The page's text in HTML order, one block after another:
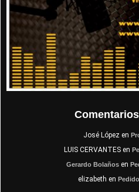
José Lópezen
LUIS CERVANTES en
Gerardo Bolañosen
elizabeth en